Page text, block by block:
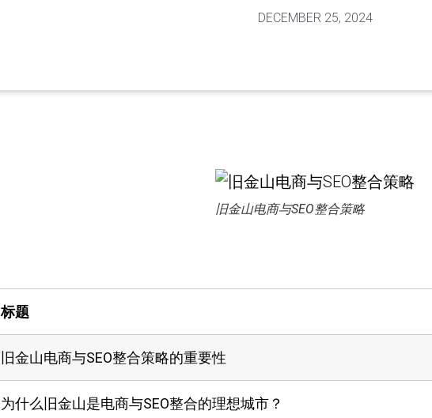
DECEMBER 25, 2024
旧金山电商与SEO整合策略
标题
旧金山电商与SEO整合策略的重要性
为什么旧金山是电商与SEO整合的理想城市？